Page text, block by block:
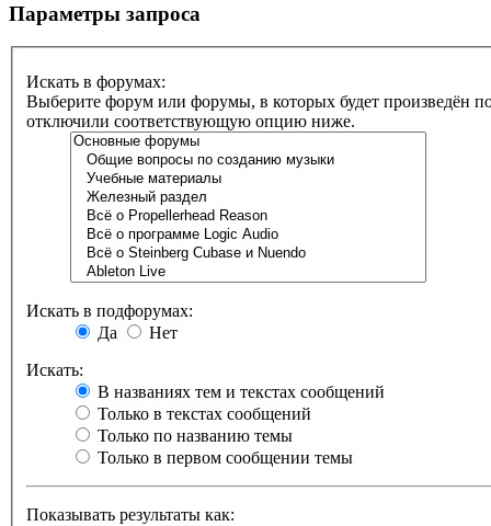
Параметры запроса
Искать в форумах:
Выберите форум или форумы, в которых будет произведён
отключили соответствующую опцию ниже.
Искать в подфорумах:
Да
Нет
Искать:
В названиях тем и текстах сообщений
Только в текстах сообщений
Только по названию темы
Только в первом сообщении темы
Показывать результаты как: